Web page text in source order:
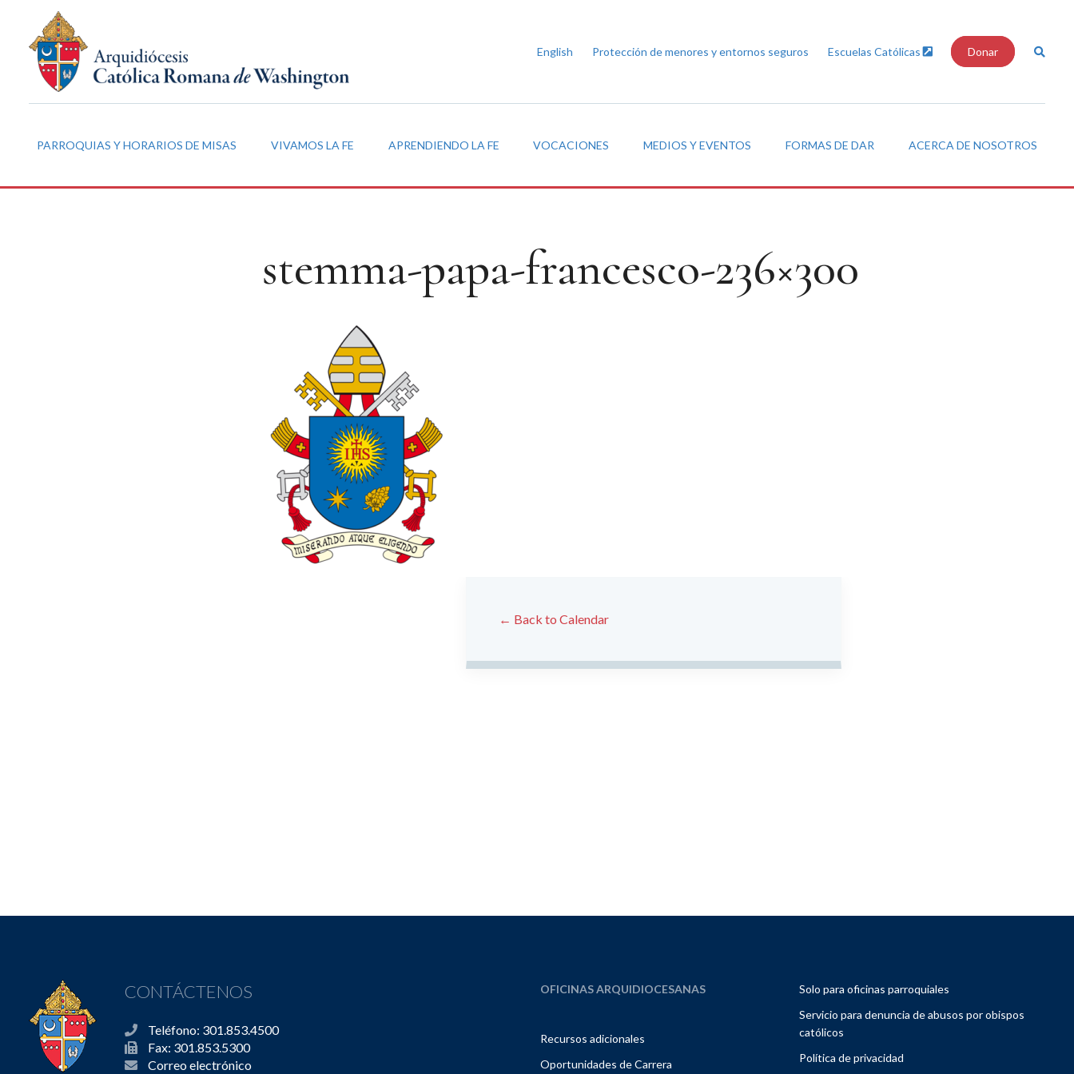
English Protección de menores y entornos seguros Escuelas Católicas Donar
PARROQUIAS Y HORARIOS DE MISAS VIVAMOS LA FE APRENDIENDO LA FE VOCACIONES MEDIOS Y EVENTOS FORMAS DE DAR ACERCA DE NOSOTROS
stemma-papa-francesco-236×300
← Back to Calendar
CONTÁCTENOS
Teléfono: 301.853.4500
Fax: 301.853.5300
Correo electrónico
OFICINAS ARQUIDIOCESANAS
Recursos adicionales
Oportunidades de Carrera
Solo para oficinas parroquiales
Servicio para denuncia de abusos por obispos
católicos
Política de privacidad